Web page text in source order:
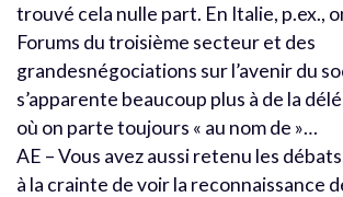
trouvé cela nulle part. En Italie, p.ex.,
Forums du troisième secteur et des
grandesnégociations sur l’avenir du
s’apparente beaucoup plus à de la
où on parte toujours « au nom de »…
AE – Vous avez aussi retenu les
à la crainte de voir la reconnaissance